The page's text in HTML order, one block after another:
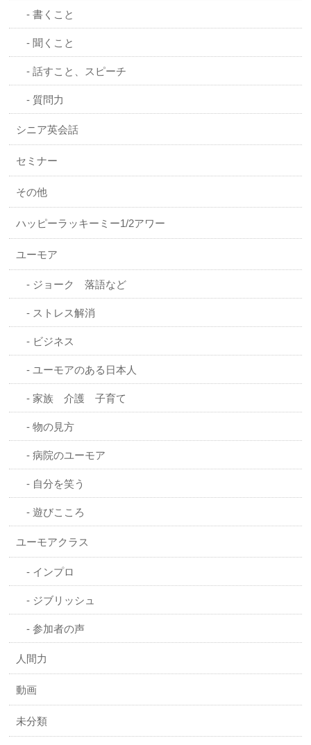
書くこと
聞くこと
話すこと、スピーチ
質問力
シニア英会話
セミナー
その他
ハッピーラッキーミー1/2アワー
ユーモア
ジョーク 落語など
ストレス解消
ビジネス
ユーモアのある日本人
家族 介護 子育て
物の見方
病院のユーモア
自分を笑う
遊びこころ
ユーモアクラス
インプロ
ジブリッシュ
参加者の声
人間力
動画
未分類